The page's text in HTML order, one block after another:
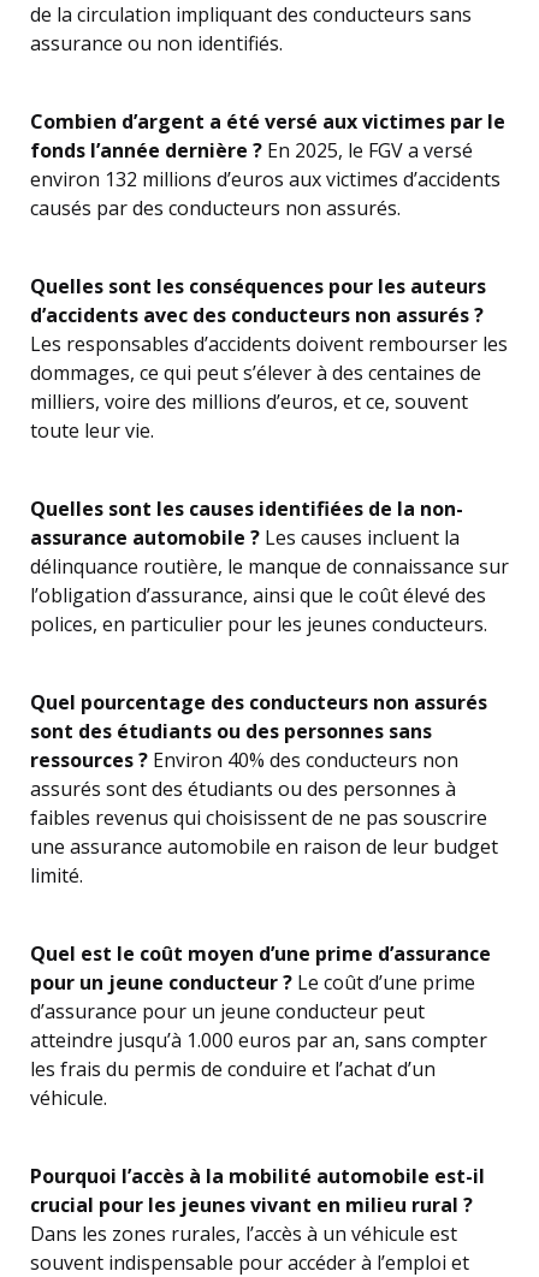
de la circulation impliquant des conducteurs sans
assurance ou non identifiés.
Combien d’argent a été versé aux victimes par le
fonds l’année dernière ? En 2025, le FGV a versé
environ 132 millions d’euros aux victimes d’accidents
causés par des conducteurs non assurés.
Quelles sont les conséquences pour les auteurs
d’accidents avec des conducteurs non assurés ?
Les responsables d’accidents doivent rembourser les
dommages, ce qui peut s’élever à des centaines de
milliers, voire des millions d’euros, et ce, souvent
toute leur vie.
Quelles sont les causes identifiées de la non-
assurance automobile ? Les causes incluent la
délinquance routière, le manque de connaissance sur
l’obligation d’assurance, ainsi que le coût élevé des
polices, en particulier pour les jeunes conducteurs.
Quel pourcentage des conducteurs non assurés
sont des étudiants ou des personnes sans
ressources ? Environ 40% des conducteurs non
assurés sont des étudiants ou des personnes à
faibles revenus qui choisissent de ne pas souscrire
une assurance automobile en raison de leur budget
limité.
Quel est le coût moyen d’une prime d’assurance
pour un jeune conducteur ? Le coût d’une prime
d’assurance pour un jeune conducteur peut
atteindre jusqu’à 1.000 euros par an, sans compter
les frais du permis de conduire et l’achat d’un
véhicule.
Pourquoi l’accès à la mobilité automobile est-il
crucial pour les jeunes vivant en milieu rural ?
Dans les zones rurales, l’accès à un véhicule est
souvent indispensable pour accéder à l’emploi et